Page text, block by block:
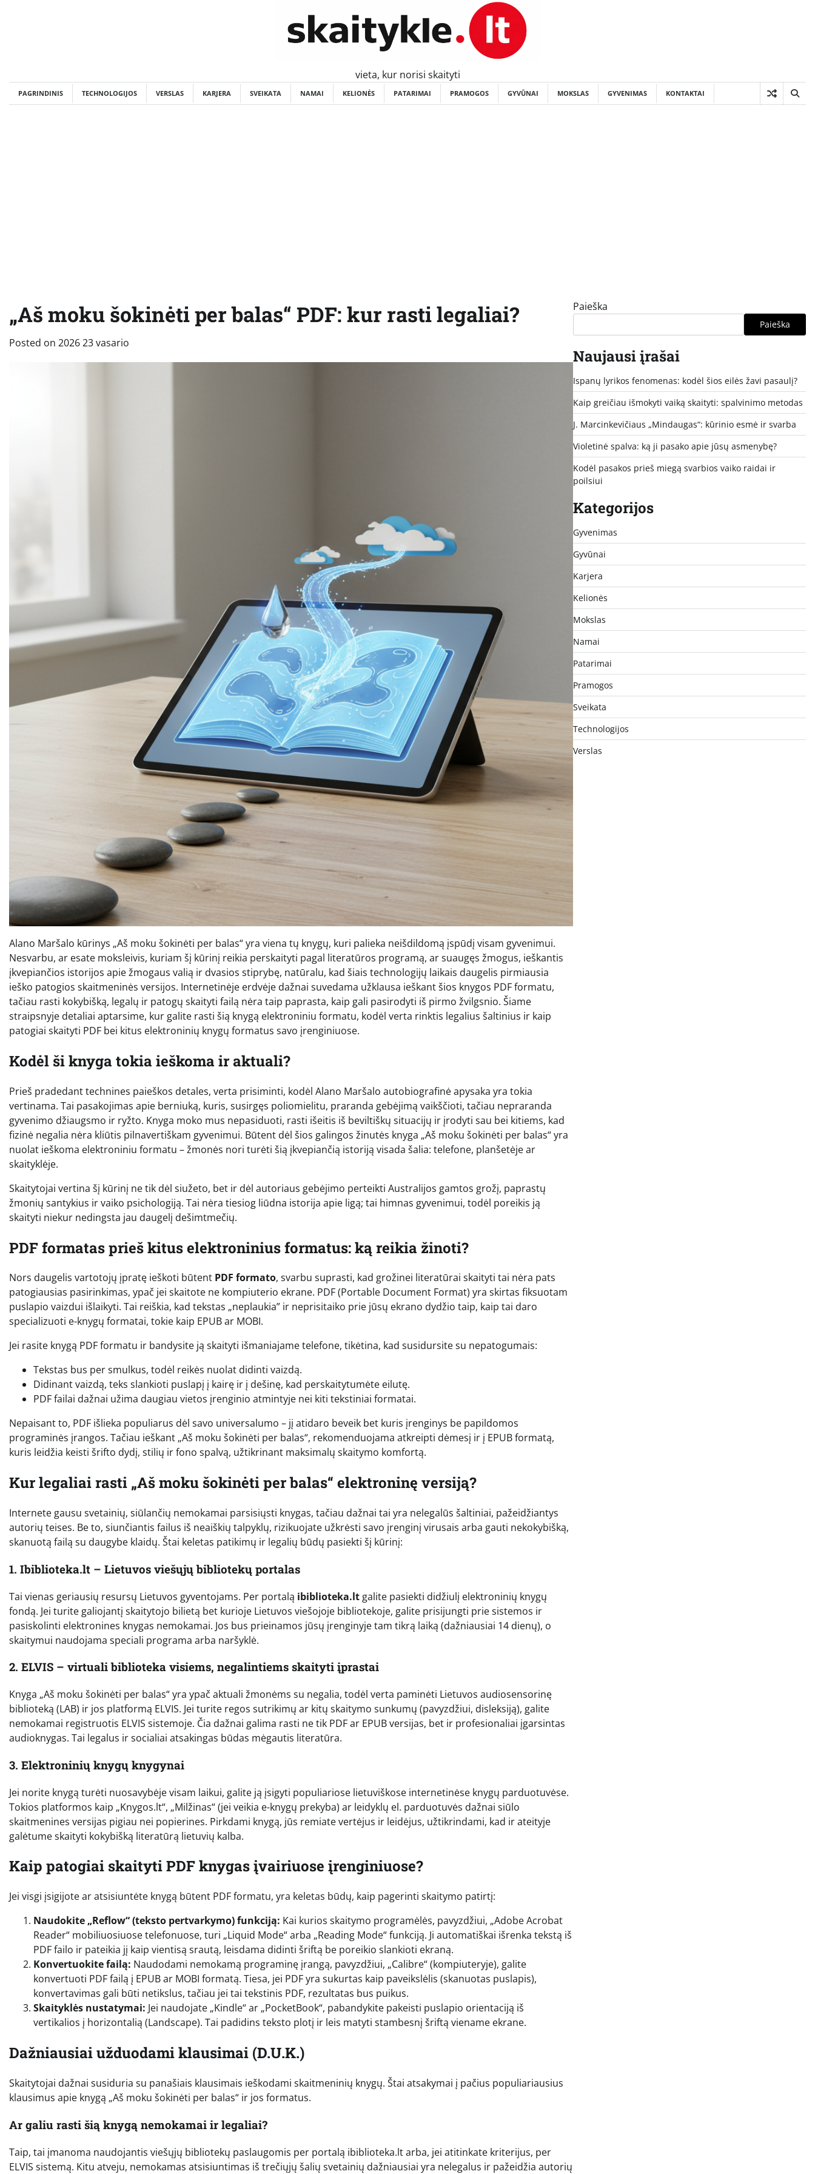
vieta, kur norisi skaityti
PAGRINDINIS TECHNOLOGIJOS VERSLAS KARJERA SVEIKATA NAMAI KELIONĖS PATARIMAI PRAMOGOS GYVŪNAI MOKSLAS GYVENIMAS KONTAKTAI
„Aš moku šokinėti per balas“ PDF: kur rasti legaliai?
Posted on 2026 23 vasario
Alano Maršalo kūrinys „Aš moku šokinėti per balas“ yra viena tų knygų, kuri palieka neišdildomą įspūdį visam gyvenimui.
Nesvarbu, ar esate moksleivis, kuriam šį kūrinį reikia perskaityti pagal literatūros programą, ar suaugęs žmogus, ieškantis
įkvepiančios istorijos apie žmogaus valią ir dvasios stiprybę, natūralu, kad šiais technologijų laikais daugelis pirmiausia
ieško patogios skaitmeninės versijos. Internetinėje erdvėje dažnai suvedama užklausa ieškant šios knygos PDF formatu,
tačiau rasti kokybišką, legalų ir patogų skaityti failą nėra taip paprasta, kaip gali pasirodyti iš pirmo žvilgsnio. Šiame
straipsnyje detaliai aptarsime, kur galite rasti šią knygą elektroniniu formatu, kodėl verta rinktis legalius šaltinius ir kaip
patogiai skaityti PDF bei kitus elektroninių knygų formatus savo įrenginiuose.
Kodėl ši knyga tokia ieškoma ir aktuali?
Prieš pradedant technines paieškos detales, verta prisiminti, kodėl Alano Maršalo autobiografinė apysaka yra tokia
vertinama. Tai pasakojimas apie berniuką, kuris, susirgęs poliomielitu, praranda gebėjimą vaikščioti, tačiau nepraranda
gyvenimo džiaugsmo ir ryžto. Knyga moko mus nepasiduoti, rasti išeitis iš beviltiškų situacijų ir įrodyti sau bei kitiems, kad
fizinė negalia nėra kliūtis pilnavertiškam gyvenimui. Būtent dėl šios galingos žinutės knyga „Aš moku šokinėti per balas“ yra
nuolat ieškoma elektroniniu formatu – žmonės nori turėti šią įkvepiančią istoriją visada šalia: telefone, planšetėje ar
skaityklėje.
Skaitytojai vertina šį kūrinį ne tik dėl siužeto, bet ir dėl autoriaus gebėjimo perteikti Australijos gamtos grožį, paprastų
žmonių santykius ir vaiko psichologiją. Tai nėra tiesiog liūdna istorija apie ligą; tai himnas gyvenimui, todėl poreikis ją
skaityti niekur nedingsta jau daugelį dešimtmečių.
PDF formatas prieš kitus elektroninius formatus: ką reikia žinoti?
Nors daugelis vartotojų įpratę ieškoti būtent PDF formato, svarbu suprasti, kad grožinei literatūrai skaityti tai nėra pats
patogiausias pasirinkimas, ypač jei skaitote ne kompiuterio ekrane. PDF (Portable Document Format) yra skirtas fiksuotam
puslapio vaizdui išlaikyti. Tai reiškia, kad tekstas „neplaukia” ir neprisitaiko prie jūsų ekrano dydžio taip, kaip tai daro
specializuoti e-knygų formatai, tokie kaip EPUB ar MOBI.
Jei rasite knygą PDF formatu ir bandysite ją skaityti išmaniajame telefone, tikėtina, kad susidursite su nepatogumais:
Tekstas bus per smulkus, todėl reikės nuolat didinti vaizdą.
Didinant vaizdą, teks slankioti puslapį į kairę ir į dešinę, kad perskaitytumėte eilutę.
PDF failai dažnai užima daugiau vietos įrenginio atmintyje nei kiti tekstiniai formatai.
Nepaisant to, PDF išlieka populiarus dėl savo universalumo – jį atidaro beveik bet kuris įrenginys be papildomos
programinės įrangos. Tačiau ieškant „Aš moku šokinėti per balas“, rekomenduojama atkreipti dėmesį ir į EPUB formatą,
kuris leidžia keisti šrifto dydį, stilių ir fono spalvą, užtikrinant maksimalų skaitymo komfortą.
Kur legaliai rasti „Aš moku šokinėti per balas“ elektroninę versiją?
Internete gausu svetainių, siūlančių nemokamai parsisiųsti knygas, tačiau dažnai tai yra nelegalūs šaltiniai, pažeidžiantys
autorių teises. Be to, siunčiantis failus iš neaiškių talpyklų, rizikuojate užkrėsti savo įrenginį virusais arba gauti nekokybišką,
skanuotą failą su daugybe klaidų. Štai keletas patikimų ir legalių būdų pasiekti šį kūrinį:
1. Ibiblioteka.lt – Lietuvos viešųjų bibliotekų portalas
Tai vienas geriausių resursų Lietuvos gyventojams. Per portalą ibiblioteka.lt galite pasiekti didžiulį elektroninių knygų
fondą. Jei turite galiojantį skaitytojo bilietą bet kurioje Lietuvos viešojoje bibliotekoje, galite prisijungti prie sistemos ir
pasiskolinti elektronines knygas nemokamai. Jos bus prieinamos jūsų įrenginyje tam tikrą laiką (dažniausiai 14 dienų), o
skaitymui naudojama speciali programa arba naršyklė.
2. ELVIS – virtuali biblioteka visiems, negalintiems skaityti įprastai
Knyga „Aš moku šokinėti per balas“ yra ypač aktuali žmonėms su negalia, todėl verta paminėti Lietuvos audiosensorinę
biblioteką (LAB) ir jos platformą ELVIS. Jei turite regos sutrikimų ar kitų skaitymo sunkumų (pavyzdžiui, disleksiją), galite
nemokamai registruotis ELVIS sistemoje. Čia dažnai galima rasti ne tik PDF ar EPUB versijas, bet ir profesionaliai įgarsintas
audioknygas. Tai legalus ir socialiai atsakingas būdas mėgautis literatūra.
3. Elektroninių knygų knygynai
Jei norite knygą turėti nuosavybėje visam laikui, galite ją įsigyti populiariose lietuviškose internetinėse knygų parduotuvėse.
Tokios platformos kaip „Knygos.lt“, „Milžinas“ (jei veikia e-knygų prekyba) ar leidyklų el. parduotuvės dažnai siūlo
skaitmenines versijas pigiau nei popierines. Pirkdami knygą, jūs remiate vertėjus ir leidėjus, užtikrindami, kad ir ateityje
galėtume skaityti kokybišką literatūrą lietuvių kalba.
Kaip patogiai skaityti PDF knygas įvairiuose įrenginiuose?
Jei visgi įsigijote ar atsisiuntėte knygą būtent PDF formatu, yra keletas būdų, kaip pagerinti skaitymo patirtį:
Naudokite „Reflow“ (teksto pertvarkymo) funkciją: Kai kurios skaitymo programėlės, pavyzdžiui, „Adobe Acrobat
Reader“ mobiliuosiuose telefonuose, turi „Liquid Mode“ arba „Reading Mode“ funkciją. Ji automatiškai išrenka tekstą iš
PDF failo ir pateikia jį kaip vientisą srautą, leisdama didinti šriftą be poreikio slankioti ekraną.
Konvertuokite failą: Naudodami nemokamą programinę įrangą, pavyzdžiui, „Calibre“ (kompiuteryje), galite
konvertuoti PDF failą į EPUB ar MOBI formatą. Tiesa, jei PDF yra sukurtas kaip paveikslėlis (skanuotas puslapis),
konvertavimas gali būti netikslus, tačiau jei tai tekstinis PDF, rezultatas bus puikus.
Skaityklės nustatymai: Jei naudojate „Kindle“ ar „PocketBook“, pabandykite pakeisti puslapio orientaciją iš
vertikalios į horizontalią (Landscape). Tai padidins teksto plotį ir leis matyti stambesnį šriftą viename ekrane.
Dažniausiai užduodami klausimai (D.U.K.)
Skaitytojai dažnai susiduria su panašiais klausimais ieškodami skaitmeninių knygų. Štai atsakymai į pačius populiariausius
klausimus apie knygą „Aš moku šokinėti per balas“ ir jos formatus.
Ar galiu rasti šią knygą nemokamai ir legaliai?
Taip, tai įmanoma naudojantis viešųjų bibliotekų paslaugomis per portalą ibiblioteka.lt arba, jei atitinkate kriterijus, per
ELVIS sistemą. Kitu atveju, nemokamas atsisiuntimas iš trečiųjų šalių svetainių dažniausiai yra nelegalus ir pažeidžia autorių
Paieška
Paieška
Naujausi įrašai
Ispanų lyrikos fenomenas: kodėl šios eilės žavi pasaulį?
Kaip greičiau išmokyti vaiką skaityti: spalvinimo metodas
J. Marcinkevičiaus „Mindaugas“: kūrinio esmė ir svarba
Violetinė spalva: ką ji pasako apie jūsų asmenybę?
Kodėl pasakos prieš miegą svarbios vaiko raidai ir
poilsiui
Kategorijos
Gyvenimas
Gyvūnai
Karjera
Kelionės
Mokslas
Namai
Patarimai
Pramogos
Sveikata
Technologijos
Verslas